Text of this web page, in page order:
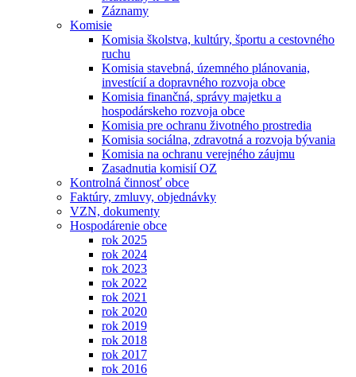
Záznamy
Komisie
Komisia školstva, kultúry, športu a cestovného
ruchu
Komisia stavebná, územného plánovania,
investícií a dopravného rozvoja obce
Komisia finančná, správy majetku a
hospodárskeho rozvoja obce
Komisia pre ochranu životného prostredia
Komisia sociálna, zdravotná a rozvoja bývania
Komisia na ochranu verejného záujmu
Zasadnutia komisií OZ
Kontrolná činnosť obce
Faktúry, zmluvy, objednávky
VZN, dokumenty
Hospodárenie obce
rok 2025
rok 2024
rok 2023
rok 2022
rok 2021
rok 2020
rok 2019
rok 2018
rok 2017
rok 2016